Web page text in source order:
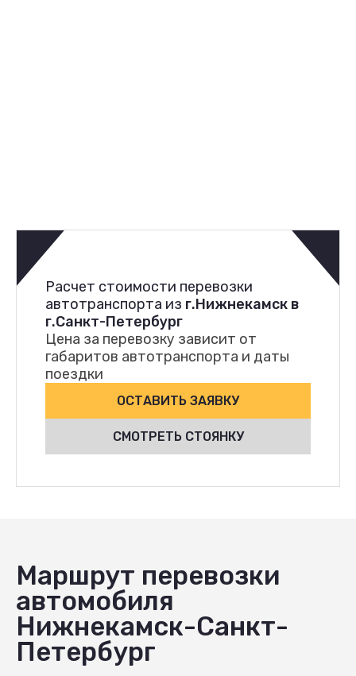
Расчет стоимости перевозки
автотранспорта из г.Нижнекамск в
г.Санкт-Петербург
Цена за перевозку зависит от
габаритов автотранспорта и даты
поездки
ОСТАВИТЬ ЗАЯВКУ
СМОТРЕТЬ СТОЯНКУ
Маршрут перевозки
автомобиля
Нижнекамск-Санкт-
Петербург